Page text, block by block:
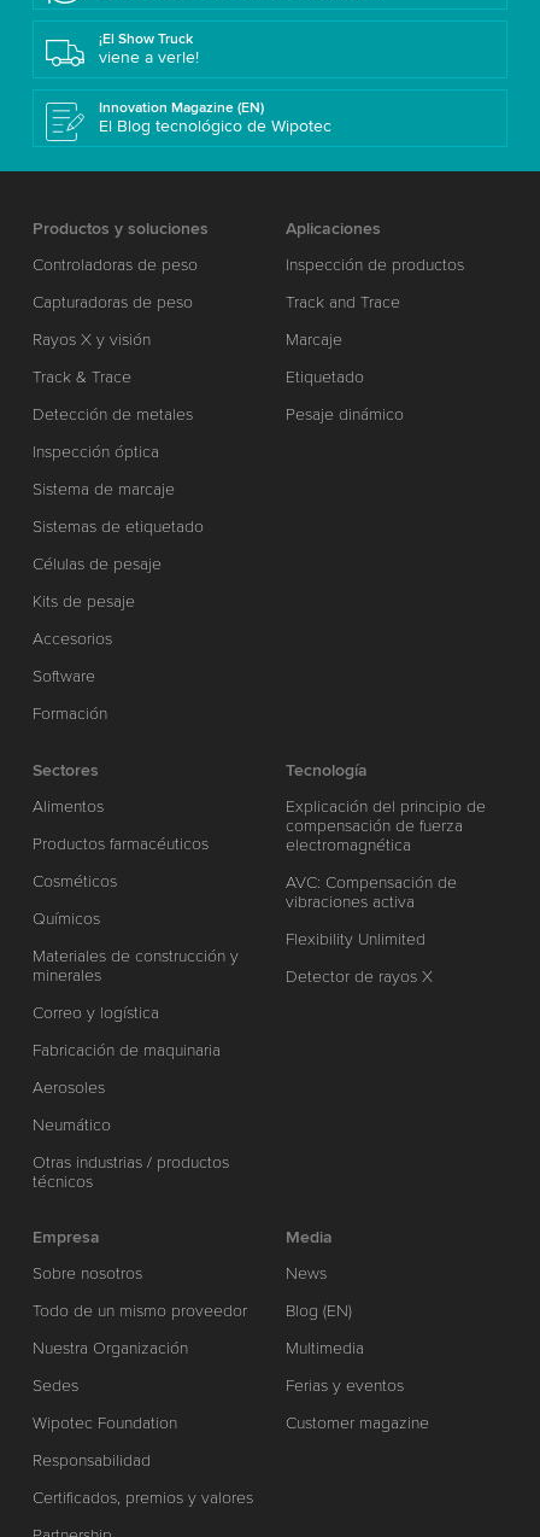
¡El Show Truck
viene a verle!
Innovation Magazine (EN)
El Blog tecnológico de Wipotec
Productos y soluciones
Controladoras de peso
Capturadoras de peso
Rayos X y visión
Track & Trace
Detección de metales
Inspección óptica
Sistema de marcaje
Sistemas de etiquetado
Células de pesaje
Kits de pesaje
Accesorios
Software
Formación
Aplicaciones
Inspección de productos
Track and Trace
Marcaje
Etiquetado
Pesaje dinámico
Sectores
Alimentos
Productos farmacéuticos
Cosméticos
Químicos
Materiales de construcción y
minerales
Correo y logística
Fabricación de maquinaria
Aerosoles
Neumático
Otras industrias / productos
técnicos
Tecnología
Explicación del principio de
compensación de fuerza
electromagnética
AVC: Compensación de
vibraciones activa
Flexibility Unlimited
Detector de rayos X
Empresa
Sobre nosotros
Todo de un mismo proveedor
Nuestra Organización
Sedes
Wipotec Foundation
Responsabilidad
Certificados, premios y valores
Media
News
Blog (EN)
Multimedia
Ferias y eventos
Customer magazine